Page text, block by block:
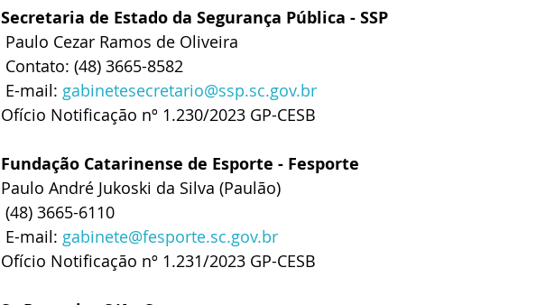
Secretaria de Estado da Segurança Pública - SSP
Paulo Cezar Ramos de Oliveira
Contato: (48) 3665-8582
E-mail: gabinetesecretario@ssp.sc.gov.br
Ofício Notificação nº 1.230/2023 GP-CESB
Fundação Catarinense de Esporte - Fesporte
Paulo André Jukoski da Silva (Paulão)
(48) 3665-6110
E-mail: gabinete@fesporte.sc.gov.br
Ofício Notificação nº 1.231/2023 GP-CESB